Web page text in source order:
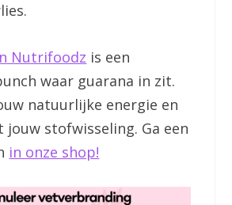
Nutrifoodz is een
waar guarana in zit.
natuurlijke energie en
stofwisseling. Ga een
in onze shop!